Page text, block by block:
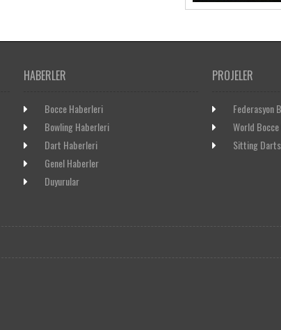
HABERLER
Bocce Haberleri
Bowling Haberleri
Dart Haberleri
Genel Haberler
Duyurular
PROJELER
Federasyon
World
Sitting Darts